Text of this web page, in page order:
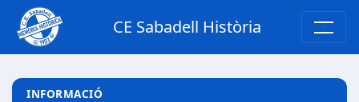
CE Sabadell Història
INFORMACIÓ